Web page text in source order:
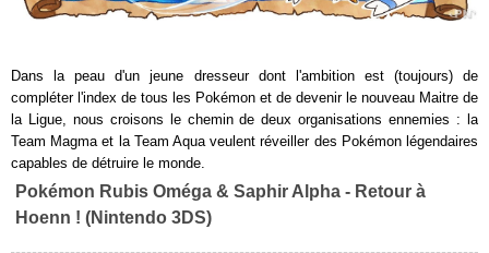
Dans la peau d'un jeune dresseur dont l'ambition est (toujours) de
compléter l'index de tous les Pokémon et de devenir le nouveau Maitre de
la Ligue, nous croisons le chemin de deux organisations ennemies : la
Team Magma et la Team Aqua veulent réveiller des Pokémon légendaires
capables de détruire le monde.
Pokémon Rubis Oméga & Saphir Alpha - Retour à
Hoenn ! (Nintendo 3DS)